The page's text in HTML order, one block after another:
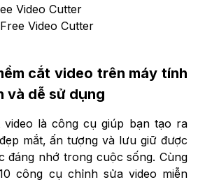
Video Cutter
Video Cutter
cắt video trên máy tính
và dễ sử dụng
video là công cụ giúp bạn tạo ra
mắt, ấn tượng và lưu giữ được
đáng nhớ trong cuộc sống. Cùng
công cụ chỉnh sửa video miễn